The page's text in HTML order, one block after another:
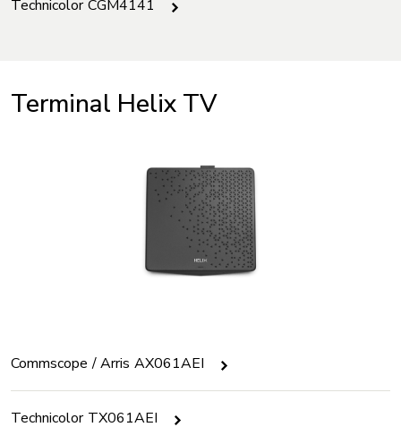
Technicolor CGM4141
Terminal Helix TV
Commscope / Arris AX061AEI
Technicolor TX061AEI